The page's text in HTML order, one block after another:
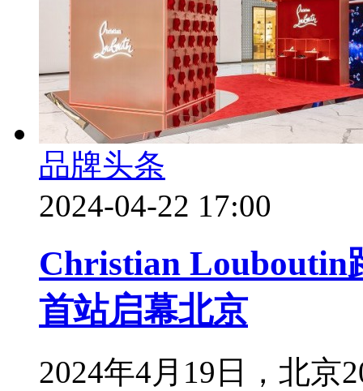
品牌头条
2024-04-22 17:00
Christian Louboutin
首站启幕北京
2024年4月19日，北京